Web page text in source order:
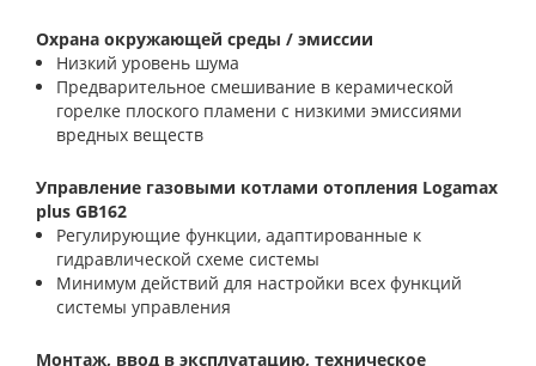
Охрана окружающей среды / эмиссии
Низкий уровень шума
Предварительное смешивание в керамической
горелке плоского пламени с низкими эмиссиями
вредных веществ
Управление газовыми котлами отопления Logamax
plus GB162
Регулирующие функции, адаптированные к
гидравлической схеме системы
Минимум действий для настройки всех функций
системы управления
Монтаж, ввод в эксплуатацию, техническое